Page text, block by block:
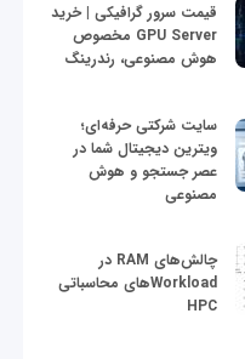
قیمت سرور گرافیکی | خرید
GPU Server مخصوص
هوش مصنوعی، رندرینگ
سایت شرکتی حرفه‌ای؛
ویترین دیجیتال شما در
عصر جستجو و هوش
مصنوعی
چالش‌های RAM در
Workloadهای محاسباتی
HPC